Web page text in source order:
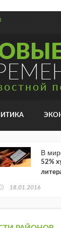
В
52%
18.01.2016